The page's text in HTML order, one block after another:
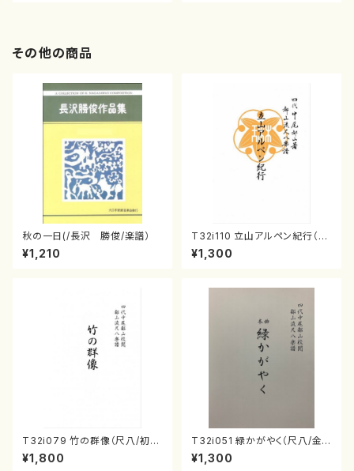
その他の商品
秋の一日(/長沢 勝俊/楽譜）
¥1,210
T32i110 立山アルペン紀行（尺
八/初代 石垣征山/尺八/都山式
譜）都山流公刊楽譜曲番:559
¥1,300
T32i079 竹の群像（尺八/初代
山本邦山/尺八/都山式譜）都山
流公刊楽譜曲番:528
¥1,800
T32i051 緑かがやく（尺八/金
森高山/楽譜）都山流公刊楽譜曲
番：50
¥1,300